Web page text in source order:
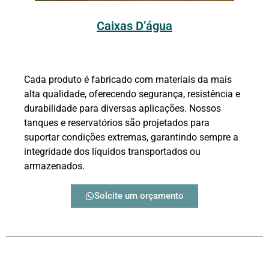
Caixas D’água
Cada produto é fabricado com materiais da mais
alta qualidade, oferecendo segurança, resistência e
durabilidade para diversas aplicações. Nossos
tanques e reservatórios são projetados para
suportar condições extremas, garantindo sempre a
integridade dos líquidos transportados ou
armazenados.
Solcite um orçamento